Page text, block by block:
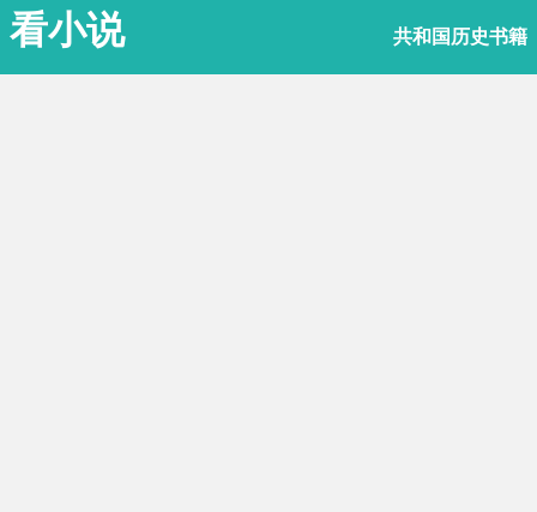
看小说 共和国历史书籍